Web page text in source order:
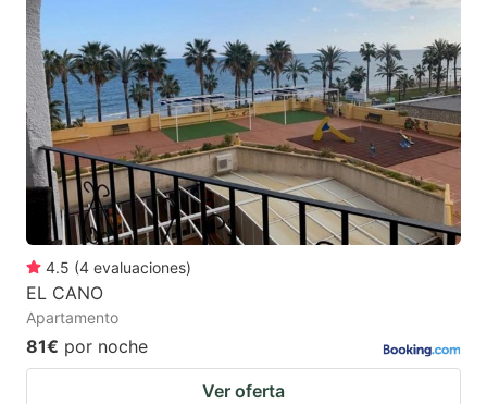
shortcuts
for
changing
dates.
shortcuts
for
changing
dates.
4.5 (4 evaluaciones)
EL CANO
Apartamento
81€ por noche
Ver oferta